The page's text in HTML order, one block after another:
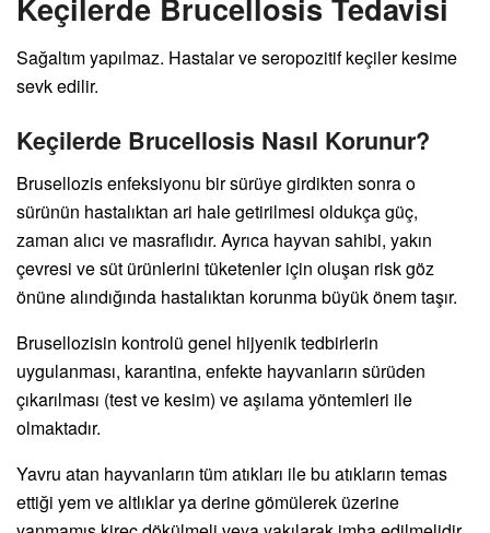
Sağaltım yapılmaz. Hastalar ve seropozitif keçiler kesime
sevk edilir.
Keçilerde Brucellosis Nasıl Korunur?
Brusellozis enfeksiyonu bir sürüye girdikten sonra o
sürünün hastalıktan ari hale getirilmesi oldukça güç,
zaman alıcı ve masraflıdır. Ayrıca hayvan sahibi, yakın
çevresi ve süt ürünlerini tüketenler için oluşan risk göz
önüne alındığında hastalıktan korunma büyük önem taşır.
Brusellozisin kontrolü genel hijyenik tedbirlerin
uygulanması, karantina, enfekte hayvanların sürüden
çıkarılması (test ve kesim) ve aşılama yöntemleri ile
olmaktadır.
Yavru atan hayvanların tüm atıkları ile bu atıkların temas
ettiği yem ve altlıklar ya derine gömülerek üzerine